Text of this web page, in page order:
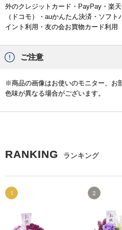
外のクレジットカード・PayPay・楽
（ドコモ）・auかんたん決済・ソフ
イント利用・友の会お買物カード利用
ご注意
※商品の画像はお使いのモニター、お
色味が異なる場合がございます。
RANKING ランキング
1 2